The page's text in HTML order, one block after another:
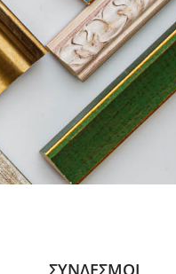
ΣΥΝΔΕΣΜΟΙ